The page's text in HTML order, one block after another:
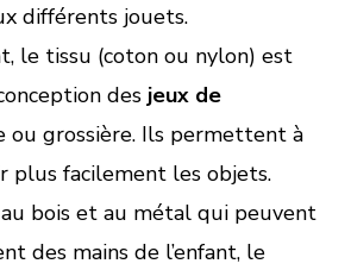
différents jouets.
le tissu (coton ou nylon) est
des jeux de
ou grossière. Ils permettent à
plus facilement les objets.
bois et au métal qui peuvent
des mains de l’enfant, le